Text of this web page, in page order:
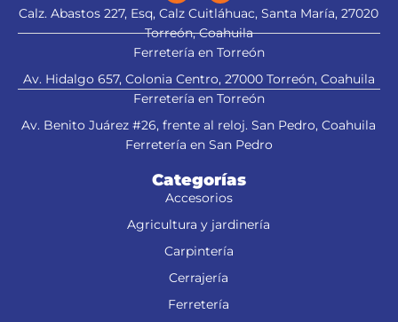
Calz. Abastos 227, Esq, Calz Cuitláhuac, Santa María, 27020
Torreón, Coahuila
Ferretería en Torreón
Av. Hidalgo 657, Colonia Centro, 27000 Torreón, Coahuila
Ferretería en Torreón
Av. Benito Juárez #26, frente al reloj. San Pedro, Coahuila
Ferretería en San Pedro
Categorías
Accesorios
Agricultura y jardinería
Carpintería
Cerrajería
Ferretería